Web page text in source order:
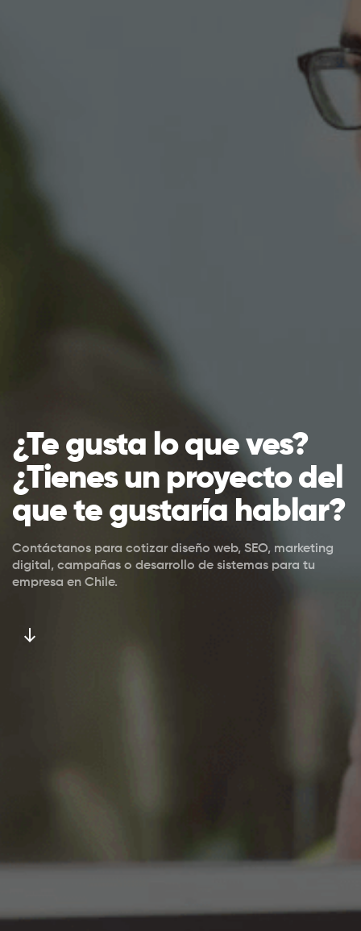
¿Te gusta lo que ves?
¿Tienes un proyecto del
que te gustaría hablar?
Contáctanos para cotizar diseño web, SEO, marketing
digital, campañas o desarrollo de sistemas para tu
empresa en Chile.